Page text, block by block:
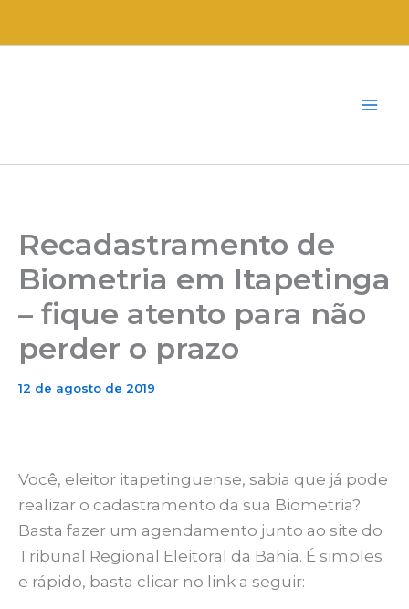
Recadastramento de
Biometria em Itapetinga
– fique atento para não
perder o prazo
12 de agosto de 2019
Você, eleitor itapetinguense, sabia que já pode
realizar o cadastramento da sua Biometria?
Basta fazer um agendamento junto ao site do
Tribunal Regional Eleitoral da Bahia. É simples
e rápido, basta clicar no link a seguir: